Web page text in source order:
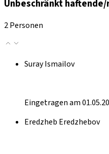
Unbeschränkt
2 Personen
Suray Ismailov
Eingetragen am
Eredzheb Eredzhebov